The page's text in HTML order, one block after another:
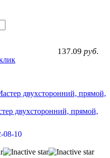
137.09 руб.
двухсторонний, прямой,
08-10